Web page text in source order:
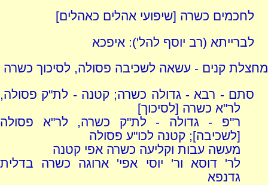
לחכמים כשרה [שיפועי אהלים כאהלים]
לברייתא (רב יוסף להל'): איפכא
מחצלת קנים - עשאה לשכיבה פסולה, לסיכוך כשרה
סתם - רבא - גדולה כשרה; קטנה - לת"ק פסולה,
לר"א כשרה [לסיכוך]
ר"פ - גדולה - לת"ק כשרה, לר"א פסולה
[לשכיבה]; קטנה לכו"ע פסולה
מעשה עבות וקליעה כשרה אפי קטנה
לר' דוסא ור' יוסי אפי' ארוגה כשרה בדלית
גדנפא